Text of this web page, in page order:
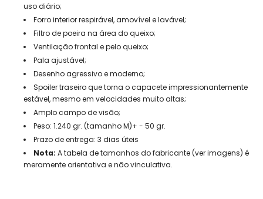
uso diário;
Forro interior respirável, amovível e lavável;
Filtro de poeira na área do queixo;
Ventilação frontal e pelo queixo;
Pala ajustável;
Desenho agressivo e moderno;
Spoiler traseiro que torna o capacete impressionantemente
estável, mesmo em velocidades muito altas;
Amplo campo de visão;
Peso: 1.240 gr. (tamanho M)+ - 50 gr.
Prazo de entrega: 3 dias úteis
Nota: A tabela de tamanhos do fabricante (ver imagens) é
meramente orientativa e não vinculativa.